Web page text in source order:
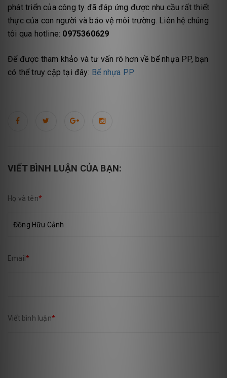
phát triển của công ty đã đáp ứng được nhu cầu rất thiết
thực của con người và bảo vệ môi trường. Liên hệ chúng
tôi qua hotline: 0975360629
Để được tham khảo và tư vấn rõ hơn về bể nhựa PP, bạn
có thể truy cập tại đây: Bể nhựa PP
VIẾT BÌNH LUẬN CỦA BẠN:
Họ và tên*
Email *
Viết bình luận*